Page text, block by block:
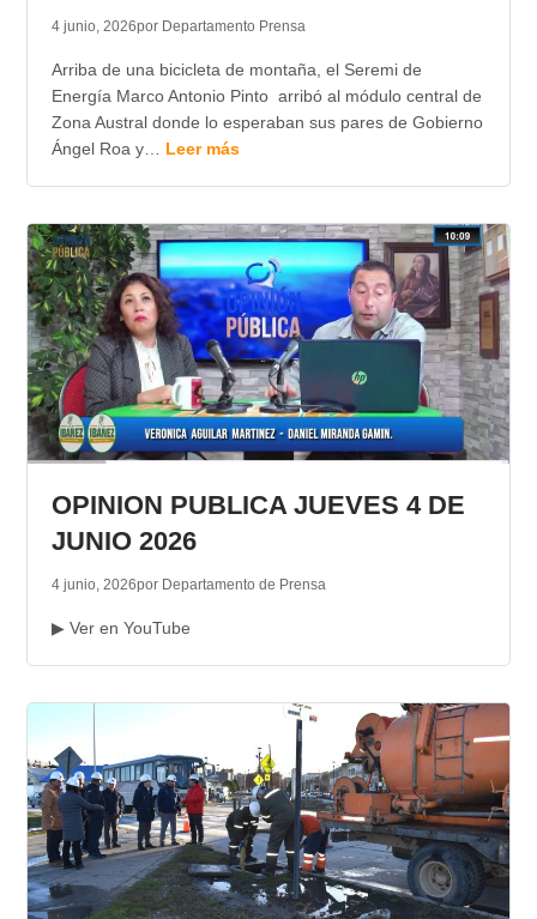
4 junio, 2026por Departamento Prensa
Arriba de una bicicleta de montaña, el Seremi de
Energía Marco Antonio Pinto arribó al módulo central de
Zona Austral donde lo esperaban sus pares de Gobierno
Ángel Roa y… Leer más
OPINION PUBLICA JUEVES 4 DE
JUNIO 2026
4 junio, 2026por Departamento de Prensa
▶ Ver en YouTube